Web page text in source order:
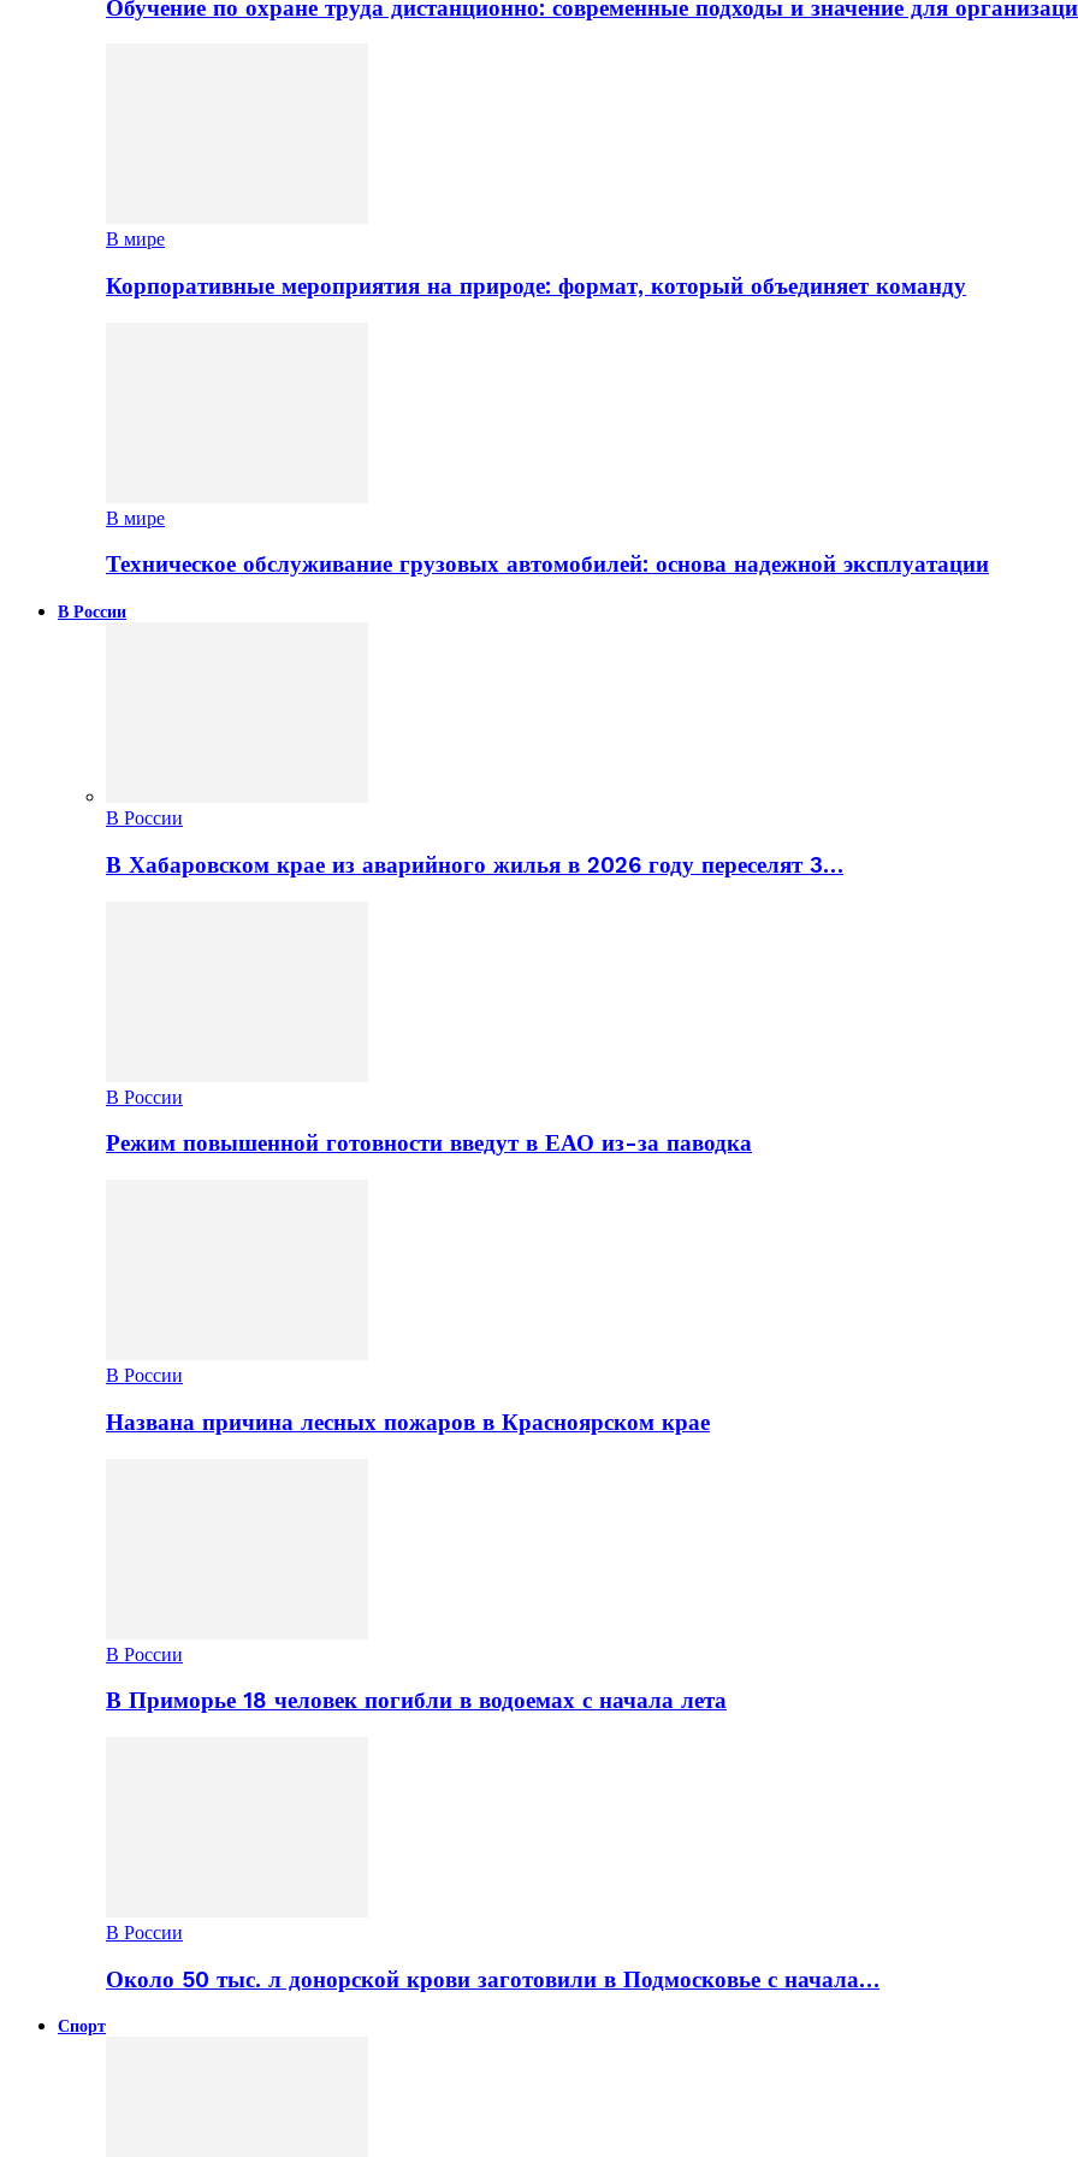
Обучение по охране труда дистанционно: современные подходы и значение для
В мире
Корпоративные мероприятия на природе: формат, который объединяет команду
В мире
Техническое обслуживание грузовых автомобилей: основа надежной эксплуатации
В России
В России
В Хабаровском крае из аварийного жилья в 2026 году переселят 3…
В России
Режим повышенной готовности введут в ЕАО из-за паводка
В России
Названа причина лесных пожаров в Красноярском крае
В России
В Приморье 18 человек погибли в водоемах с начала лета
В России
Около 50 тыс. л донорской крови заготовили в Подмосковье с начала…
Спорт